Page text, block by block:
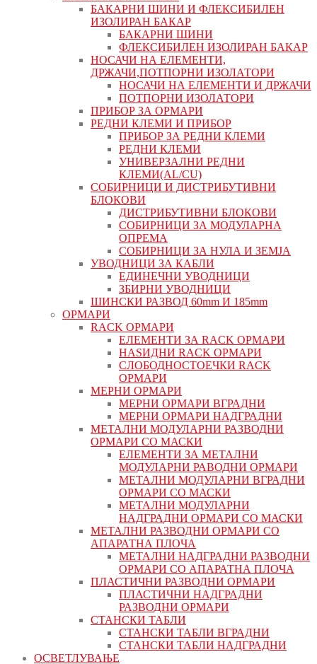
БАКАРНИ ШИНИ И ФЛЕКСИБИЛЕН
ИЗОЛИРАН БАКАР
БАКАРНИ ШИНИ
ФЛЕКСИБИЛЕН ИЗОЛИРАН БАКАР
НОСАЧИ НА ЕЛЕМЕНТИ,
ДРЖАЧИ,ПОТПОРНИ ИЗОЛАТОРИ
НОСАЧИ НА ЕЛЕМЕНТИ И ДРЖАЧИ
ПОТПОРНИ ИЗОЛАТОРИ
ПРИБОР ЗА ОРМАРИ
РЕДНИ КЛЕМИ И ПРИБОР
ПРИБОР ЗА РЕДНИ КЛЕМИ
РЕДНИ КЛЕМИ
УНИВЕРЗАЛНИ РЕДНИ
КЛЕМИ(AL/CU)
СОБИРНИЦИ И ДИСТРИБУТИВНИ
БЛОКОВИ
ДИСТРИБУТИВНИ БЛОКОВИ
СОБИРНИЦИ ЗА МОДУЛАРНА
ОПРЕМА
СОБИРНИЦИ ЗА НУЛА И ЗЕМЈА
УВОДНИЦИ ЗА КАБЛИ
ЕДИНЕЧНИ УВОДНИЦИ
ЗБИРНИ УВОДНИЦИ
ШИНСКИ РАЗВОД 60mm И 185mm
ОРМАРИ
RACK ОРМАРИ
ЕЛЕМЕНТИ ЗА RACK ОРМАРИ
НАЅИДНИ RACK ОРМАРИ
СЛОБОДНОСТОЕЧКИ RACK
ОРМАРИ
МЕРНИ ОРМАРИ
МЕРНИ ОРМАРИ ВГРАДНИ
МЕРНИ ОРМАРИ НАДГРАДНИ
МЕТАЛНИ МОДУЛАРНИ РАЗВОДНИ
ОРМАРИ СО МАСКИ
ЕЛЕМЕНТИ ЗА МЕТАЛНИ
МОДУЛАРНИ РАВОДНИ ОРМАРИ
МЕТАЛНИ МОДУЛАРНИ ВГРАДНИ
ОРМАРИ СО МАСКИ
МЕТАЛНИ МОДУЛАРНИ
НАДГРАДНИ ОРМАРИ СО МАСКИ
МЕТАЛНИ РАЗВОДНИ ОРМАРИ СО
АПАРАТНА ПЛОЧА
МЕТАЛНИ НАДГРАДНИ РАЗВОДНИ
ОРМАРИ СО АПАРАТНА ПЛОЧА
ПЛАСТИЧНИ РАЗВОДНИ ОРМАРИ
ПЛАСТИЧНИ НАДГРАДНИ
РАЗВОДНИ ОРМАРИ
СТАНСКИ ТАБЛИ
СТАНСКИ ТАБЛИ ВГРАДНИ
СТАНСКИ ТАБЛИ НАДГРАДНИ
ОСВЕТЛУВАЊЕ